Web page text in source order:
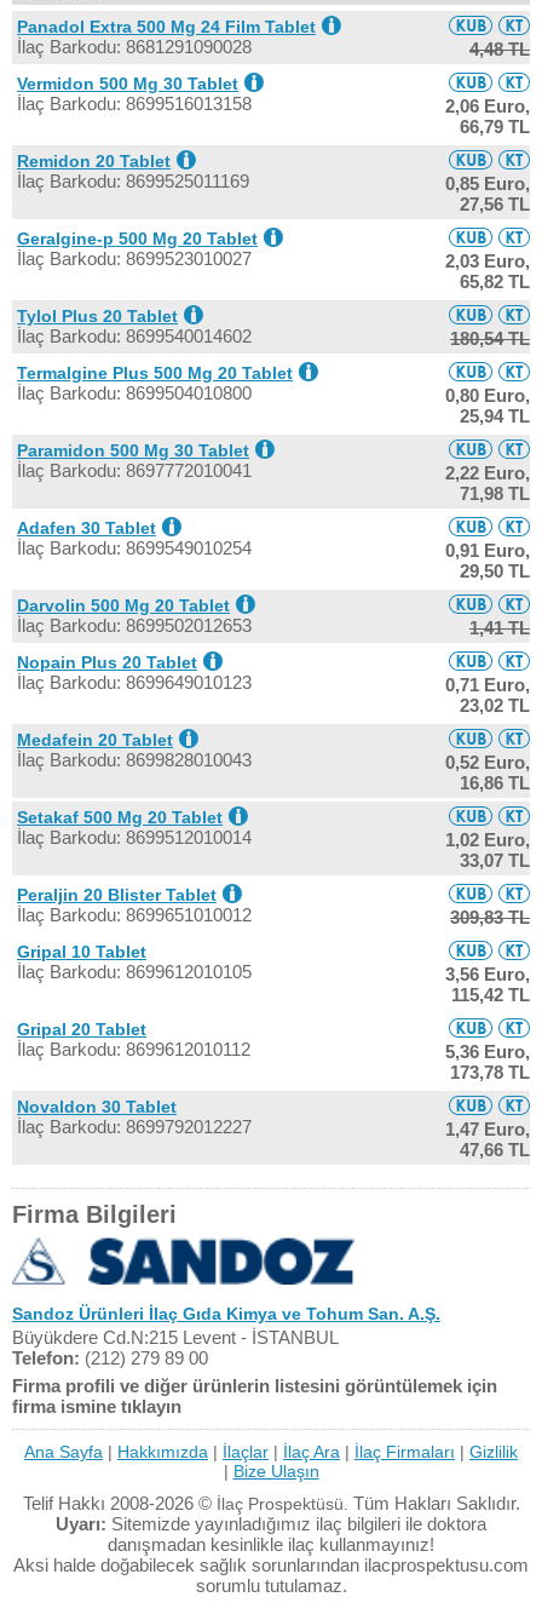
Panadol Extra 500 Mg 24 Film Tablet
İlaç Barkodu: 8681291090028 4,48 TL
Vermidon 500 Mg 30 Tablet
İlaç Barkodu: 8699516013158
2,06 Euro,
66,79 TL
Remidon 20 Tablet
İlaç Barkodu: 8699525011169
0,85 Euro,
27,56 TL
Geralgine-p 500 Mg 20 Tablet
İlaç Barkodu: 8699523010027
2,03 Euro,
65,82 TL
Tylol Plus 20 Tablet
İlaç Barkodu: 8699540014602 180,54 TL
Termalgine Plus 500 Mg 20 Tablet
İlaç Barkodu: 8699504010800
0,80 Euro,
25,94 TL
Paramidon 500 Mg 30 Tablet
İlaç Barkodu: 8697772010041
2,22 Euro,
71,98 TL
Adafen 30 Tablet
İlaç Barkodu: 8699549010254
0,91 Euro,
29,50 TL
Darvolin 500 Mg 20 Tablet
İlaç Barkodu: 8699502012653 1,41 TL
Nopain Plus 20 Tablet
İlaç Barkodu: 8699649010123
0,71 Euro,
23,02 TL
Medafein 20 Tablet
İlaç Barkodu: 8699828010043
0,52 Euro,
16,86 TL
Setakaf 500 Mg 20 Tablet
İlaç Barkodu: 8699512010014
1,02 Euro,
33,07 TL
Peraljin 20 Blister Tablet
İlaç Barkodu: 8699651010012 309,83 TL
Gripal 10 Tablet
İlaç Barkodu: 8699612010105
3,56 Euro,
115,42 TL
Gripal 20 Tablet
İlaç Barkodu: 8699612010112
5,36 Euro,
173,78 TL
Novaldon 30 Tablet
İlaç Barkodu: 8699792012227
1,47 Euro,
47,66 TL
Firma Bilgileri
Sandoz Ürünleri İlaç Gıda Kimya ve Tohum San. A.Ş.
Büyükdere Cd.N:215 Levent - İSTANBUL
Telefon: (212) 279 89 00
Firma profili ve diğer ürünlerin listesini görüntülemek için
firma ismine tıklayın
Ana Sayfa | Hakkımızda | İlaçlar | İlaç Ara | İlaç Firmaları | Gizlilik
| Bize Ulaşın
Telif Hakkı 2008-2026 © İlaç Prospektüsü. Tüm Hakları Saklıdır.
Uyarı: Sitemizde yayınladığımız ilaç bilgileri ile doktora
danışmadan kesinlikle ilaç kullanmayınız!
Aksi halde doğabilecek sağlık sorunlarından ilacprospektusu.com
sorumlu tutulamaz.